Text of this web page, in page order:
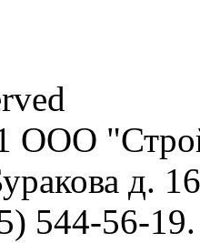
ООО
д.
544-56-